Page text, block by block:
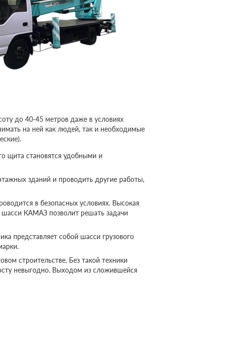
до 40-45 метров даже в условиях
на ней как людей, так и необходимые
щита становятся удобными и
зданий и проводить другие работы,
в безопасных условиях. Высокая
шасси КАМАЗ позволит решать задачи
представляет собой шасси грузового
строительстве. Без такой техники
невыгодно. Выходом из сложившейся